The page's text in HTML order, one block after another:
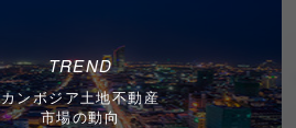
TREND
カンボジア土地不動産
市場の動向